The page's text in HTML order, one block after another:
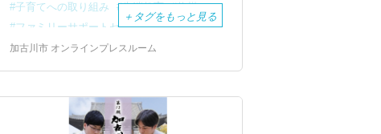
子育てへの取り組み
先端教育
将棋
ファミリーサポートセンター
図書館
AI活用
ＩＣＴ教育
地域BWA
＋ タグをもっと見る
加古川市 オンラインプレスルーム